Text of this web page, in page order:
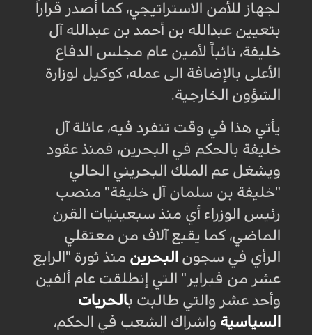
لجهاز للأمن الاستراتيجي، كما أصدر قراراً
بتعيين عبدالله بن أحمد بن عبدالله آل
خليفة، نائباً لأمين عام مجلس الدفاع
الأعلى بالإضافة الى عمله، كوكيل لوزارة
الشؤون الخارجية.
يأتي هذا في وقت تنفرد فيه، عائلة آل
خليفة بالحكم في البحرين، فمنذ عقود
ويشغل عم الملك البحريني الحالي
"خليفة بن سلمان آل خليفة" منصب
رئيس الوزراء أي منذ سبعينيات القرن
الماضي، كما يقبع آلاف من معتقلي
الرأي في سجون البحرين منذ ثورة "الرابع
عشر من فبراير" التي إنطلقت عام ألفين
وأحد عشر والتي طالبت بالحريات
السياسية واشراك الشعب في الحكم،